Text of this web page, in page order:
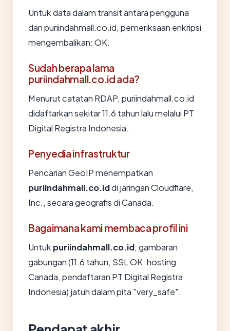
Untuk data dalam transit antara pengguna
dan puriindahmall.co.id, pemeriksaan enkripsi
mengembalikan: OK.
Sudah berapa lama
puriindahmall.co.id ada?
Menurut catatan RDAP, puriindahmall.co.id
didaftarkan sekitar 11.6 tahun lalu melalui PT
Digital Registra Indonesia.
Penyedia infrastruktur
Pencarian GeoIP menempatkan
puriindahmall.co.iddi jaringan Cloudflare,
Inc., secara geografis di Canada.
Bagaimana kami membaca profil ini
Untuk puriindahmall.co.id, gambaran
gabungan (11.6 tahun, SSL OK, hosting
Canada, pendaftaran PT Digital Registra
Indonesia) jatuh dalam pita "very_safe".